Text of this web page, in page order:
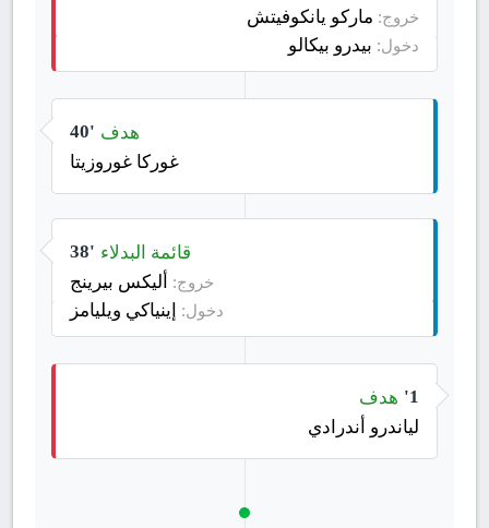
خروج: ماركو يانكوفيتش
دخول: بيدرو بيكالو
40' هدف
غوركا غوروزيتا
38' قائمة البدلاء
خروج: أليكس بيرينج
دخول: إينياكي ويليامز
1'
هدف
لياندرو أندرادي